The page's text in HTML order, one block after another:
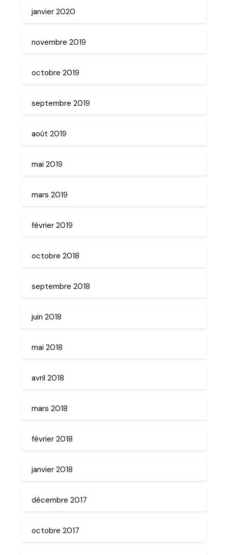
janvier 2020
novembre 2019
octobre 2019
septembre 2019
août 2019
mai 2019
mars 2019
février 2019
octobre 2018
septembre 2018
juin 2018
mai 2018
avril 2018
mars 2018
février 2018
janvier 2018
décembre 2017
octobre 2017